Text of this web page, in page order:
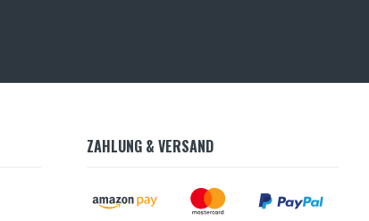
ZAHLUNG & VERSAND